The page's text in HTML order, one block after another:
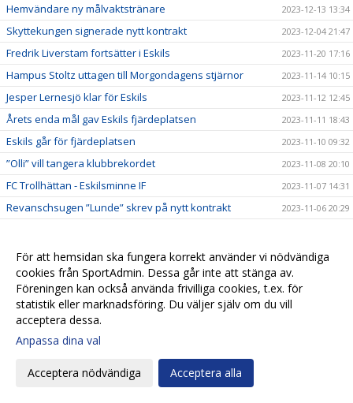
Hemvändare ny målvaktstränare 2023-12-13 13:34
Skyttekungen signerade nytt kontrakt 2023-12-04 21:47
Fredrik Liverstam fortsätter i Eskils 2023-11-20 17:16
Hampus Stoltz uttagen till Morgondagens stjärnor 2023-11-14 10:15
Jesper Lernesjö klar för Eskils 2023-11-12 12:45
Årets enda mål gav Eskils fjärdeplatsen 2023-11-11 18:43
Eskils går för fjärdeplatsen 2023-11-10 09:32
”Olli” vill tangera klubbrekordet 2023-11-08 20:10
FC Trollhättan - Eskilsminne IF 2023-11-07 14:31
Revanschsugen ”Lunde” skrev på nytt kontrakt 2023-11-06 20:29
Seger mot Lunds BK i sista hemmamatchen 2023-11-05 17:24
Reinholdsson tillbaka i skadedrabbat Eskils 2023-11-03 09:57
Imponerande säsong av ”Bobbe" 2023-11-01 20:54
Ingen tvekan för Casper Seger
Eskilsminne IF - Lunds BK
Eskilscoachen: ”Vi förtjänade inte förlora"
Lagkaptenen signerade nytt kontrakt
För att hemsidan ska fungera korrekt använder vi nödvändiga
cookies från SportAdmin. Dessa går inte att stänga av.
Föreningen kan också använda frivilliga cookies, t.ex. för
statistik eller marknadsföring. Du väljer själv om du vill
acceptera dessa.
Anpassa dina val
Acceptera nödvändiga Acceptera alla